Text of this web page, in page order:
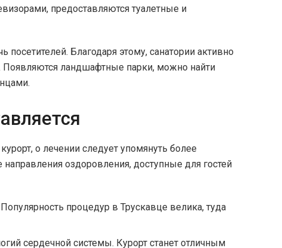
предоставляются туалетные и
Благодаря этому, санатории активно
Появляются ландшафтные парки, можно найти
о лечении следует упомянуть более
оздоровления, доступные для гостей
процедур в Трускавце велика, туда
сердечной системы. Курорт станет отличным